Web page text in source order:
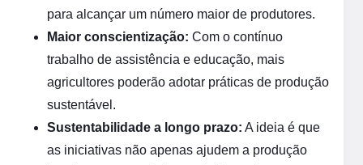
para alcançar um número maior de produtores.
Maior conscientização: Com o contínuo
trabalho de assistência e educação, mais
agricultores poderão adotar práticas de produção
sustentável.
Sustentabilidade a longo prazo: A ideia é que
as iniciativas não apenas ajudem a produção